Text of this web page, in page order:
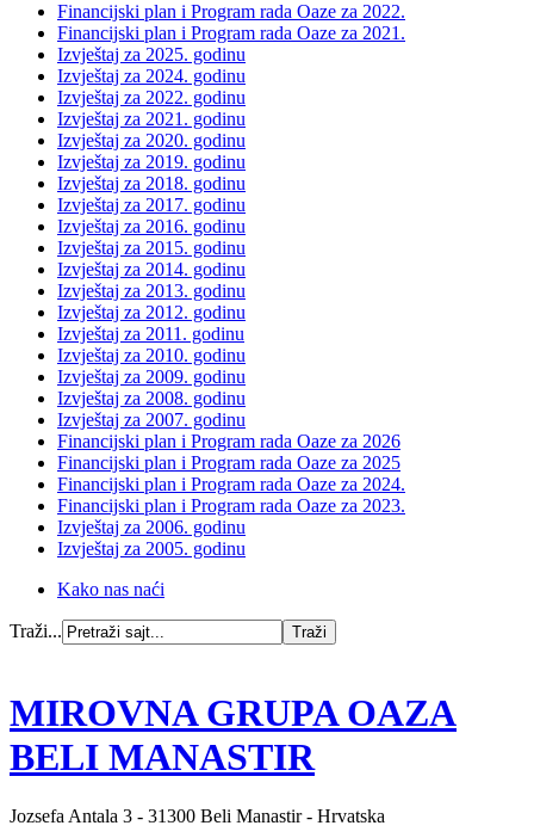
Financijski plan i Program rada Oaze za 2022.
Financijski plan i Program rada Oaze za 2021.
Izvještaj za 2025. godinu
Izvještaj za 2024. godinu
Izvještaj za 2022. godinu
Izvještaj za 2021. godinu
Izvještaj za 2020. godinu
Izvještaj za 2019. godinu
Izvještaj za 2018. godinu
Izvještaj za 2017. godinu
Izvještaj za 2016. godinu
Izvještaj za 2015. godinu
Izvještaj za 2014. godinu
Izvještaj za 2013. godinu
Izvještaj za 2012. godinu
Izvještaj za 2011. godinu
Izvještaj za 2010. godinu
Izvještaj za 2009. godinu
Izvještaj za 2008. godinu
Izvještaj za 2007. godinu
Financijski plan i Program rada Oaze za 2026
Financijski plan i Program rada Oaze za 2025
Financijski plan i Program rada Oaze za 2024.
Financijski plan i Program rada Oaze za 2023.
Izvještaj za 2006. godinu
Izvještaj za 2005. godinu
Kako nas naći
Traži...
MIROVNA GRUPA OAZA
BELI MANASTIR
Jozsefa Antala 3 - 31300 Beli Manastir - Hrvatska